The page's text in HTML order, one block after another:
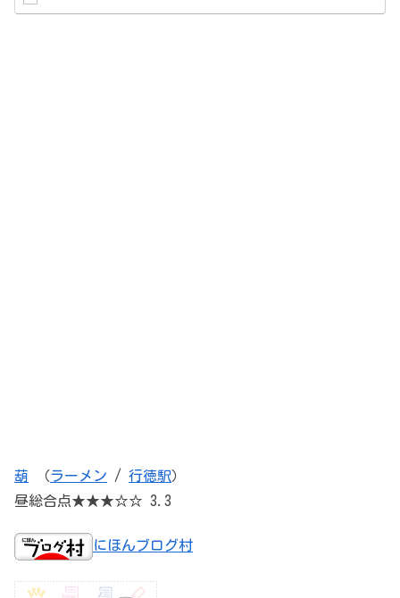
葫 （ラーメン / 行徳駅）
昼総合点★★★☆☆ 3.3
にほんブログ村